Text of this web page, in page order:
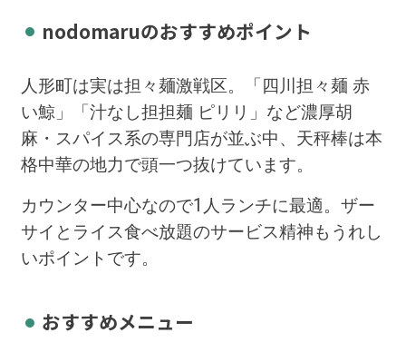
nodomaruのおすすめポイント
人形町は実は担々麺激戦区。「四川担々麺 赤
い鯨」「汁なし担担麺 ピリリ」など濃厚胡
麻・スパイス系の専門店が並ぶ中、天秤棒は本
格中華の地力で頭一つ抜けています。
カウンター中心なので1人ランチに最適。ザー
サイとライス食べ放題のサービス精神もうれし
いポイントです。
おすすめメニュー